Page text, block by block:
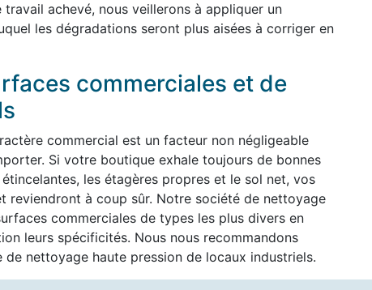
achevé, nous veillerons à appliquer un
les dégradations seront plus aisées à corriger en
commerciales et de
commercial est un facteur non négligeable
Si votre boutique exhale toujours de bonnes
les étagères propres et le sol net, vos
reviendront à coup sûr. Notre société de nettoyage
commerciales de types les plus divers en
leurs spécificités. Nous nous recommandons
de nettoyage haute pression de locaux industriels.